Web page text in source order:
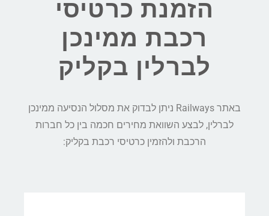
הזמנת כרטיסי
רכבת ממינכן
לברלין בקליק
באתר Railways ניתן לבדוק את מסלול הנסיעה ממינכן
לברלין, לבצע השוואת מחירים חכמה בין כל חברות
הרכבת ולהזמין כרטיסי רכבת בקליק: